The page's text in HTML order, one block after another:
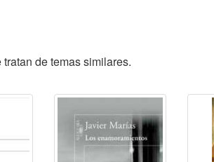
de temas similares.